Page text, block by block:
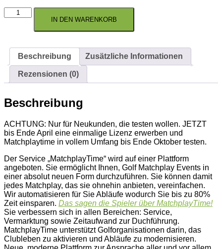
MatchplayTime
Lizenz
NEUKUNDEN
Abo
2026
(ohne
Testphase)
IN DEN WARENKORB
Beschreibung Zusätzliche Informationen
Rezensionen (0)
Beschreibung
ACHTUNG: Nur für Neukunden, die testen wollen. JETZT
bis Ende April eine einmalige Lizenz erwerben und
Matchplaytime in vollem Umfang bis Ende Oktober testen.
Der Service „MatchplayTime“ wird auf einer Plattform
angeboten. Sie ermöglicht Ihnen, Golf Matchplay Events in
einer absolut neuen Form durchzuführen. Sie können damit
jedes Matchplay, das sie ohnehin anbieten, vereinfachen.
Wir automatisieren für Sie Abläufe wodurch Sie bis zu 80%
Zeit einsparen. Das sagen die Spieler über MatchplayTime!
Sie verbessern sich in allen Bereichen: Service,
Vermarktung sowie Zeitaufwand zur Duchführung.
MatchplayTime unterstützt Golforganisationen darin, das
Clubleben zu aktivieren und Abläufe zu modernisieren.